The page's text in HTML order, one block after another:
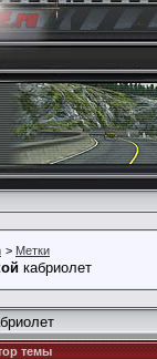
> Метки
кабриолет
темы